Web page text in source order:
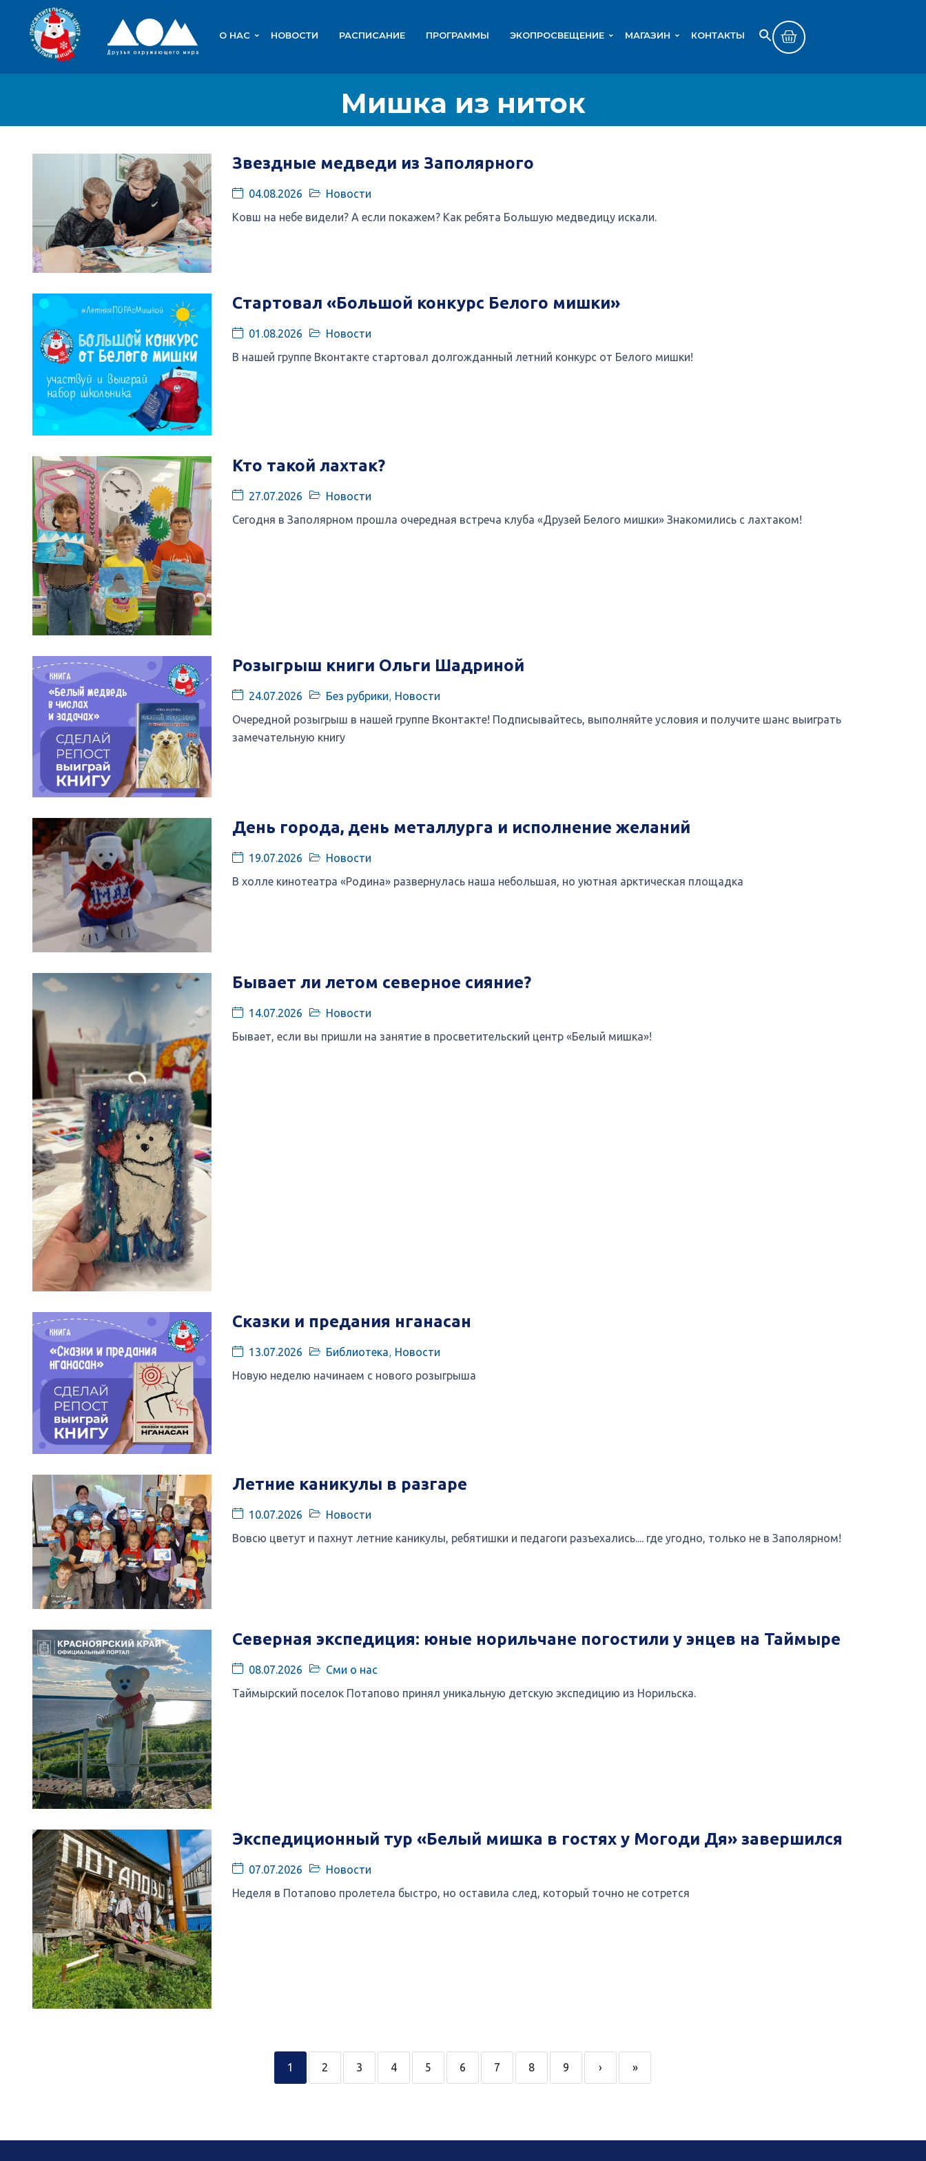
О НАС НОВОСТИ РАСПИСАНИЕ ПРОГРАММЫ ЭКОПРОСВЕЩЕНИЕ МАГАЗИН КОНТАКТЫ
Search
SEARCH BUTTON
Мишка из ниток
Звездные медведи из Заполярного
04.08.2026
Новости
Ковш на небе видели? А если покажем? Как ребята Большую медведицу искали.
Стартовал «Большой конкурс Белого мишки»
01.08.2026
Новости
В нашей группе Вконтакте стартовал долгожданный летний конкурс от Белого мишки!
Кто такой лахтак?
27.07.2026
Новости
Сегодня в Заполярном прошла очередная встреча клуба «Друзей Белого мишки» Знакомились с лахтаком!
Розыгрыш книги Ольги Шадриной
24.07.2026 Без рубрики, Новости
Очередной розыгрыш в нашей группе Вконтакте! Подписывайтесь, выполняйте условия и получите шанс выиграть
замечательную книгу
День города, день металлурга и исполнение желаний
19.07.2026
Новости
В холле кинотеатра «Родина» развернулась наша небольшая, но уютная арктическая площадка
Бывает ли летом северное сияние?
14.07.2026
Новости
Бывает, если вы пришли на занятие в просветительский центр «Белый мишка»!
Сказки и предания нганасан
13.07.2026 Библиотека, Новости
Новую неделю начинаем с нового розыгрыша
Летние каникулы в разгаре
10.07.2026
Новости
Вовсю цветут и пахнут летние каникулы, ребятишки и педагоги разъехались.... где угодно, только не в Заполярном!
Северная экспедиция: юные норильчане погостили у энцев на Таймыре
08.07.2026
Сми о нас
Таймырский поселок Потапово принял уникальную детскую экспедицию из Норильска.
Экспедиционный тур «Белый мишка в гостях у Могоди Дя» завершился
07.07.2026
Новости
Неделя в Потапово пролетела быстро, но оставила след, который точно не сотрется
1 2 3 4 5 6 7 8 9 › »